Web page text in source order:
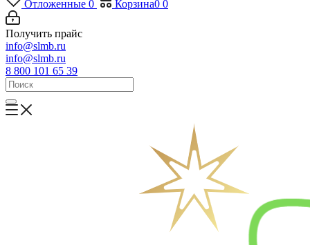
Отложенные 0 Корзина0 0
Получить прайс
info@slmb.ru
info@slmb.ru
8 800 101 65 39